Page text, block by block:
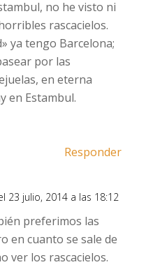
no he visto ni
rascacielos.
ya tengo Barcelona;
por las
en eterna
en Estambul.
Responder
23 julio, 2014 a las 18:12
preferimos las
en cuanto se sale de
ver los rascacielos.